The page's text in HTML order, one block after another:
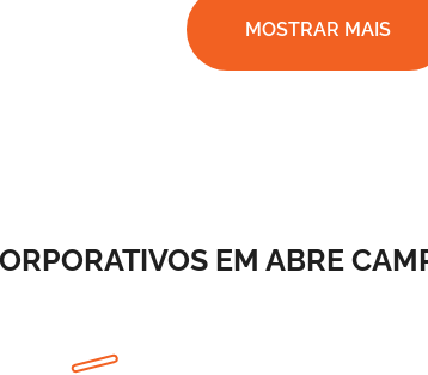
MOSTRAR MAIS
EM ABRE